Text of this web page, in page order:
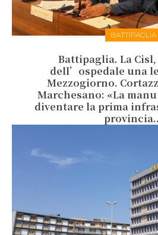
BATTIPAGLIA
Battipaglia. La
dell’ospedale una
Mezzogiorno.
Marchesano: «La
diventare la prima